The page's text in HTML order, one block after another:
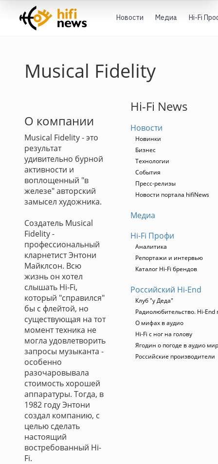
Новости Медиа Hi-Fi
Musical Fidelity
О компании
Musical Fidelity - это
результат
удивительно бурной
активности и
воплощенный "в
железе" авторский
замысел художника.
Создатель Musical
Fidelity -
профессиональный
кларнетист Энтони
Майклсон. Всю
жизнь он хотел
слышать Hi-Fi,
который "справился"
бы с флейтой, но
существующая на тот
момент техника не
могла удовлетворить
запросы музыканта -
особенно
разочаровывала
стоимость хорошей
аппаратуры. Тогда, в
1982 году Энтони
создал компанию, с
целью сделать
настоящий
востребованный Hi-
Fi.
Hi-Fi News
Новости
Новинки
Бизнес
Технологии
События
Пресс-релизы
Новости портала hifiNews
Медиа
Hi-Fi Профи
Аналитика
Репортажи и интервью
Каталог Hi-Fi брендов
Российский Hi-End
Клуб "у Деда"
Радиолюбительство. Hi-End
О мифах в аудио
Hi-Fi с ног на голову
Ягодин о погоде в аудио
Российские производители